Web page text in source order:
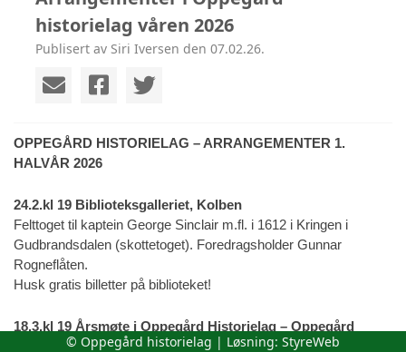
historielag våren 2026
Publisert av Siri Iversen den 07.02.26.
OPPEGÅRD HISTORIELAG – ARRANGEMENTER 1.
HALVÅR 2026
24.2.kl 19 Biblioteksgalleriet, Kolben
Felttoget til kaptein George Sinclair m.fl. i 1612 i Kringen i
Gudbrandsdalen (skottetoget). Foredragsholder Gunnar
Rogneflåten.
Husk gratis billetter på biblioteket!
18.3.kl 19 Årsmøte i Oppegård Historielag – Oppegård
gamle rådhus© Oppegård historielag | Løsning: StyreWeb